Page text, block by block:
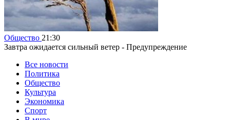
Общество 21:30
Завтра ожидается сильный ветер - Предупреждение
Все новости
Политика
Общество
Культура
Экономика
Спорт